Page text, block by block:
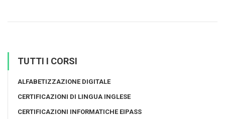
TUTTI I CORSI
ALFABETIZZAZIONE DIGITALE
CERTIFICAZIONI DI LINGUA INGLESE
CERTIFICAZIONI INFORMATICHE EIPASS